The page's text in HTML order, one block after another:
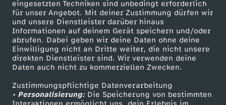
eingesetzten Techniken sind unbedingt erforderlich
für unser Angebot. Mit deiner Zustimmung dürfen wir
und unsere Dienstleister darüber hinaus
Informationen auf deinem Gerät speichern und/oder
abrufen. Dabei geben wir deine Daten ohne deine
Einwilligung nicht an Dritte weiter, die nicht unsere
direkten Dienstleister sind. Wir verwenden deine
Daten auch nicht zu kommerziellen Zwecken.
Zustimmungspflichtige Datenverarbeitung
• Personalisierung:Die Speicherung von bestimmten
b
e
r
d
Mehr ZDF
ZDF-Apps
Smart TV
ZDFtext
Livestreams
Sendungen A-Z
Service
ZDFmitreden
Kontakt zum ZDF
Tickets
Zuschauerservice
Hilfe